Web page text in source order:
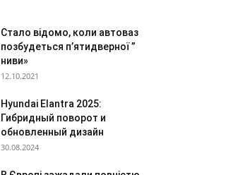
Стало відомо, коли автоваз
позбудеться п’ятидверної ”
ниви»
12.10.2021
Hyundai Elantra 2025:
Гибридный поворот и
обновленный дизайн
30.08.2024